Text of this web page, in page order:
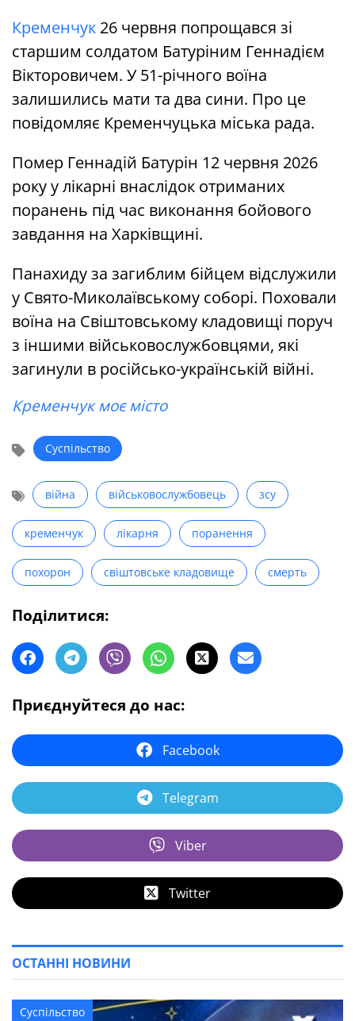
Кременчук 26 червня попрощався зі
старшим солдатом Батуріним Геннадієм
Вікторовичем. У 51-річного воїна
залишились мати та два сини. Про це
повідомляє Кременчуцька міська рада.
Помер Геннадій Батурін 12 червня 2026
року у лікарні внаслідок отриманих
поранень під час виконання бойового
завдання на Харківщині.
Панахиду за загиблим бійцем відслужили
у Свято-Миколаївському соборі. Поховали
воїна на Свіштовському кладовищі поруч
з іншими військовослужбовцями, які
загинули в російсько-українській війні.
Кременчук моє місто
Суспільство
війна військовослужбовець зсу
кременчук лікарня поранення
похорон свіштовське кладовище смерть
Поділитися:
Приєднуйтеся до нас:
Facebook
Telegram
Viber
Twitter
ОСТАННІ НОВИНИ
Суспільство